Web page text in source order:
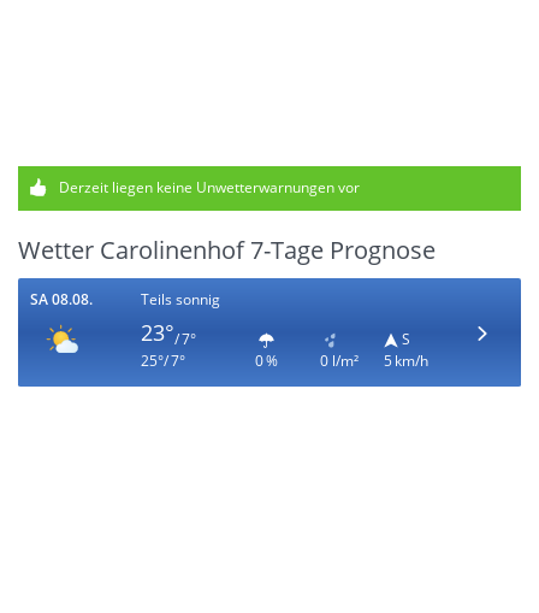
Derzeit liegen keine Unwetterwarnungen vor
Wetter Carolinenhof 7-Tage Prognose
SA 08.08. Teils sonnig
23°/ 7°
25°/ 7°
0 % 0 l/m²
S
5 km/h